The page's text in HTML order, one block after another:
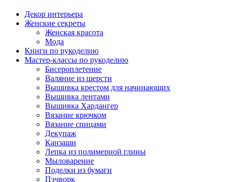
Декор интерьера
Женские секреты
Женская красота
Мода
Книги по рукоделию
Мастер-классы по рукоделию
Бисероплетение
Валяние из шерсти
Вышивка крестом для начинающих
Вышивка лентами
Вышивка Хардангер
Вязание крючком
Вязание спицами
Декупаж
Канзаши
Лепка из полимерной глины
Мыловарение
Поделки из бумаги
Пэчворк